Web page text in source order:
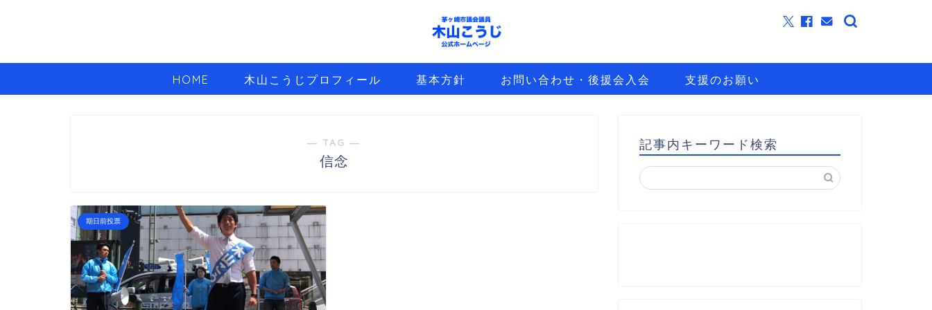
HOME 木山こうじプロフィール 基本方針 お問い合わせ・後援会入会 支援のお願い
― TAG ―
信念
期日前投票
記事内キーワード検索